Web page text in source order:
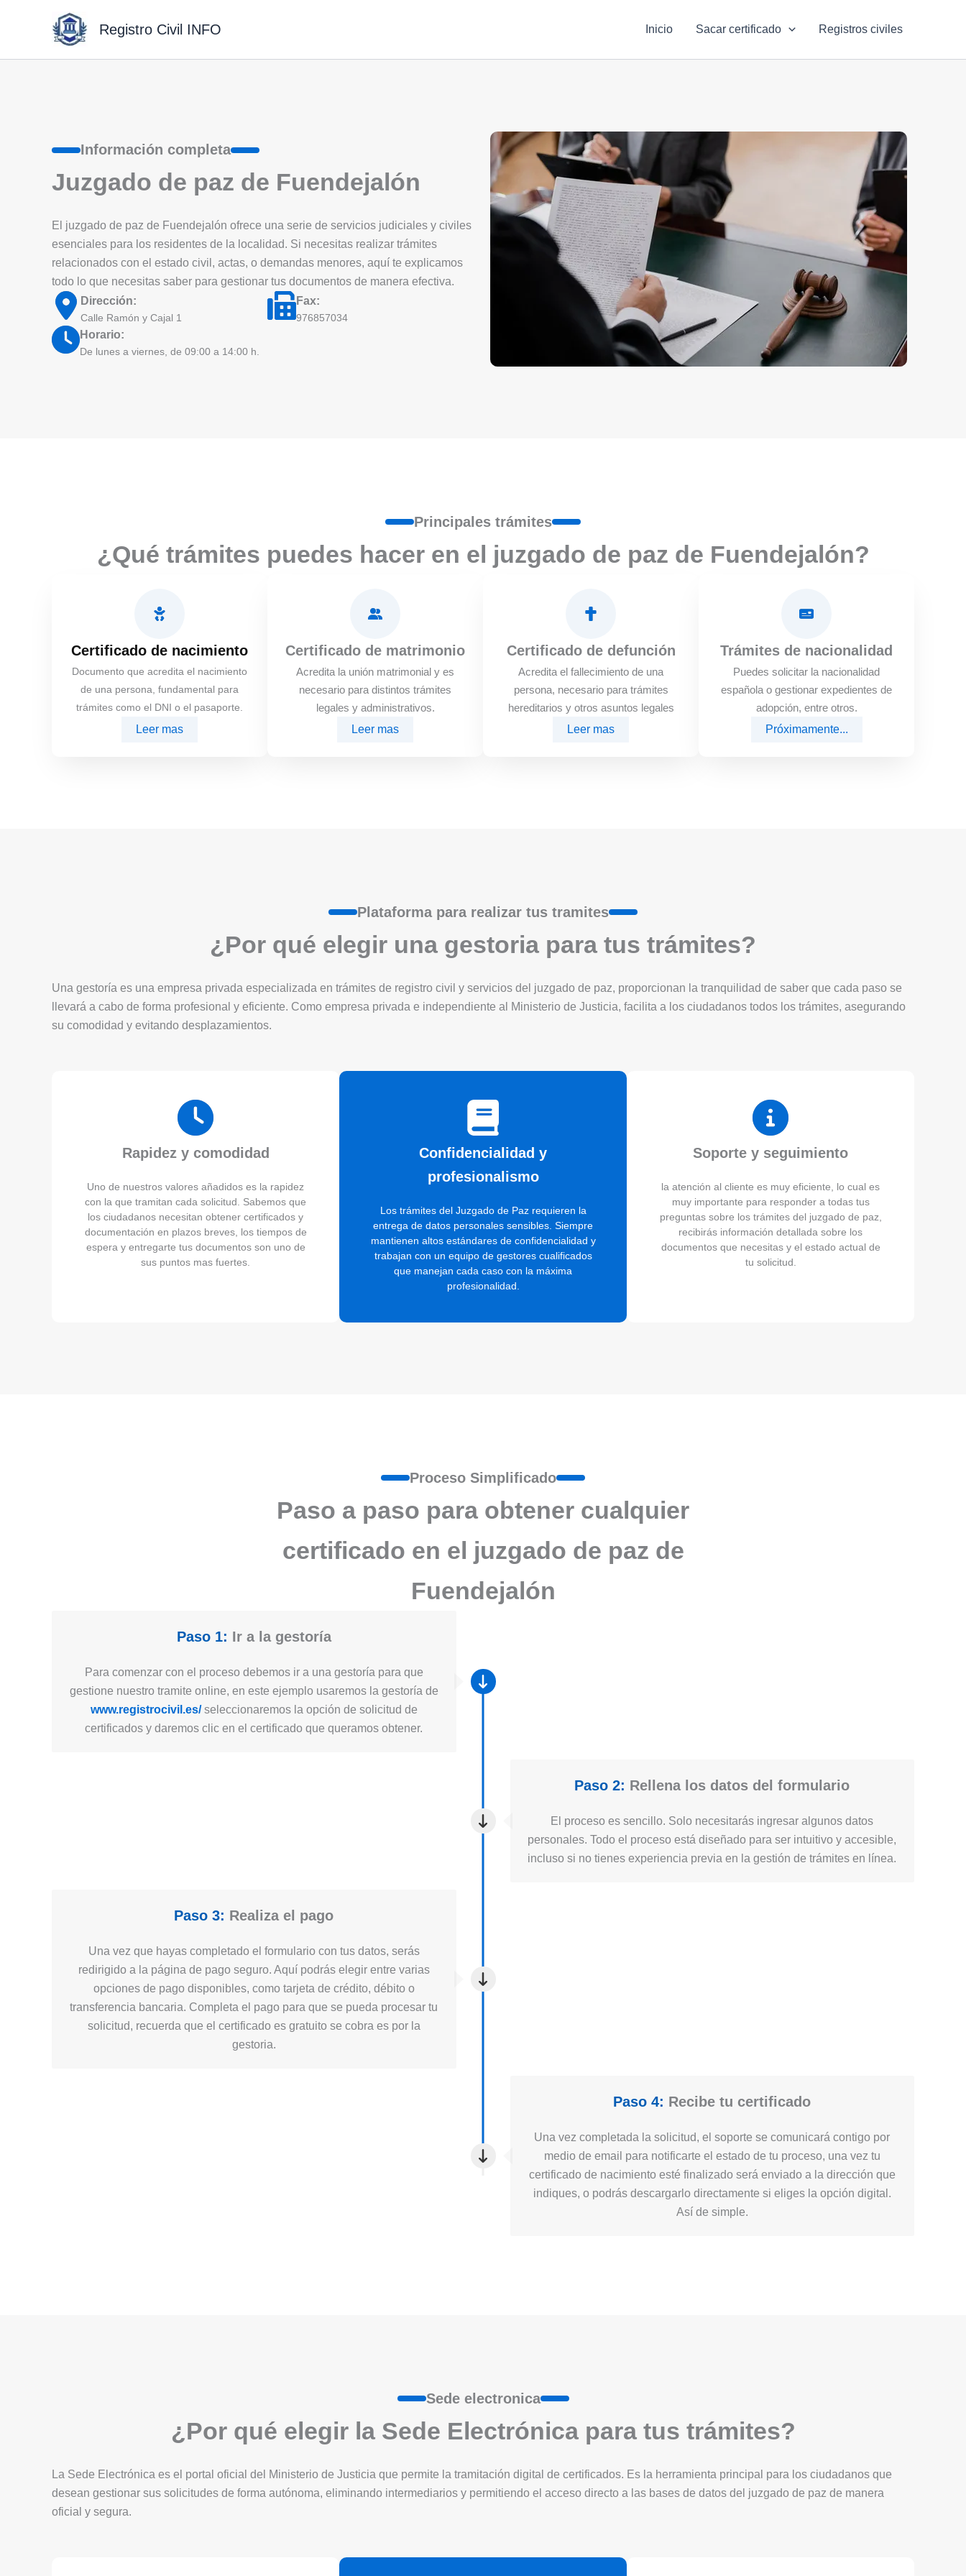
Registro Civil INFO Inicio Sacar certificado Registros civiles
Información completa
Juzgado de paz de Fuendejalón
El juzgado de paz de Fuendejalón ofrece una serie de servicios judiciales y civiles
esenciales para los residentes de la localidad. Si necesitas realizar trámites
relacionados con el estado civil, actas, o demandas menores, aquí te explicamos
todo lo que necesitas saber para gestionar tus documentos de manera efectiva.
Dirección:
Calle Ramón y Cajal 1
Fax:
976857034
Horario:
De lunes a viernes, de 09:00 a 14:00 h.
Principales trámites
¿Qué trámites puedes hacer en el juzgado de paz de Fuendejalón?
Certificado de nacimiento
Documento que acredita el nacimiento
de una persona, fundamental para
trámites como el DNI o el pasaporte.
Leer mas
Certificado de matrimonio
Acredita la unión matrimonial y es
necesario para distintos trámites
legales y administrativos.
Leer mas
Certificado de defunción
Acredita el fallecimiento de una
persona, necesario para trámites
hereditarios y otros asuntos legales
Leer mas
Trámites de nacionalidad
Puedes solicitar la nacionalidad
española o gestionar expedientes de
adopción, entre otros.
Próximamente...
Plataforma para realizar tus tramites
¿Por qué elegir una gestoria para tus trámites?
Una gestoría es una empresa privada especializada en trámites de registro civil y servicios del juzgado de paz, proporcionan la tranquilidad de saber que cada paso se
llevará a cabo de forma profesional y eficiente. Como empresa privada e independiente al Ministerio de Justicia, facilita a los ciudadanos todos los trámites, asegurando
su comodidad y evitando desplazamientos.
Rapidez y comodidad
Uno de nuestros valores añadidos es la rapidez
con la que tramitan cada solicitud. Sabemos que
los ciudadanos necesitan obtener certificados y
documentación en plazos breves, los tiempos de
espera y entregarte tus documentos son uno de
sus puntos mas fuertes.
Confidencialidad y
profesionalismo
Los trámites del Juzgado de Paz requieren la
entrega de datos personales sensibles. Siempre
mantienen altos estándares de confidencialidad y
trabajan con un equipo de gestores cualificados
que manejan cada caso con la máxima
profesionalidad.
Soporte y seguimiento
la atención al cliente es muy eficiente, lo cual es
muy importante para responder a todas tus
preguntas sobre los trámites del juzgado de paz,
recibirás información detallada sobre los
documentos que necesitas y el estado actual de
tu solicitud.
Proceso Simplificado
Paso a paso para obtener cualquier
certificado en el juzgado de paz de
Fuendejalón
Paso 1: Ir a la gestoría
Para comenzar con el proceso debemos ir a una gestoría para que
gestione nuestro tramite online, en este ejemplo usaremos la gestoría de
www.registrocivil.es/seleccionaremos la opción de solicitud de
certificados y daremos clic en el certificado que queramos obtener.
Paso 2: Rellena los datos del formulario
El proceso es sencillo. Solo necesitarás ingresar algunos datos
personales. Todo el proceso está diseñado para ser intuitivo y accesible,
incluso si no tienes experiencia previa en la gestión de trámites en línea.
Paso 3: Realiza el pago
Una vez que hayas completado el formulario con tus datos, serás
redirigido a la página de pago seguro. Aquí podrás elegir entre varias
opciones de pago disponibles, como tarjeta de crédito, débito o
transferencia bancaria. Completa el pago para que se pueda procesar tu
solicitud, recuerda que el certificado es gratuito se cobra es por la
gestoria.
Paso 4: Recibe tu certificado
Una vez completada la solicitud, el soporte se comunicará contigo por
medio de email para notificarte el estado de tu proceso, una vez tu
certificado de nacimiento esté finalizado será enviado a la dirección que
indiques, o podrás descargarlo directamente si eliges la opción digital.
Así de simple.
Sede electronica
¿Por qué elegir la Sede Electrónica para tus trámites?
La Sede Electrónica es el portal oficial del Ministerio de Justicia que permite la tramitación digital de certificados. Es la herramienta principal para los ciudadanos que
desean gestionar sus solicitudes de forma autónoma, eliminando intermediarios y permitiendo el acceso directo a las bases de datos del juzgado de paz de manera
oficial y segura.